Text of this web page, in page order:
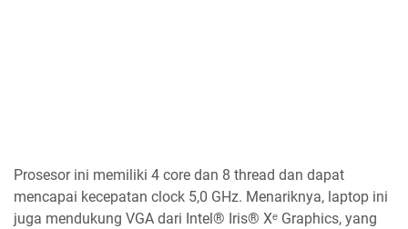
Prosesor ini memiliki 4 core dan 8 thread dan dapat
mencapai kecepatan clock 5,0 GHz. Menariknya, laptop ini
juga mendukung VGA dari Intel® Iris® Xᵉ Graphics, yang